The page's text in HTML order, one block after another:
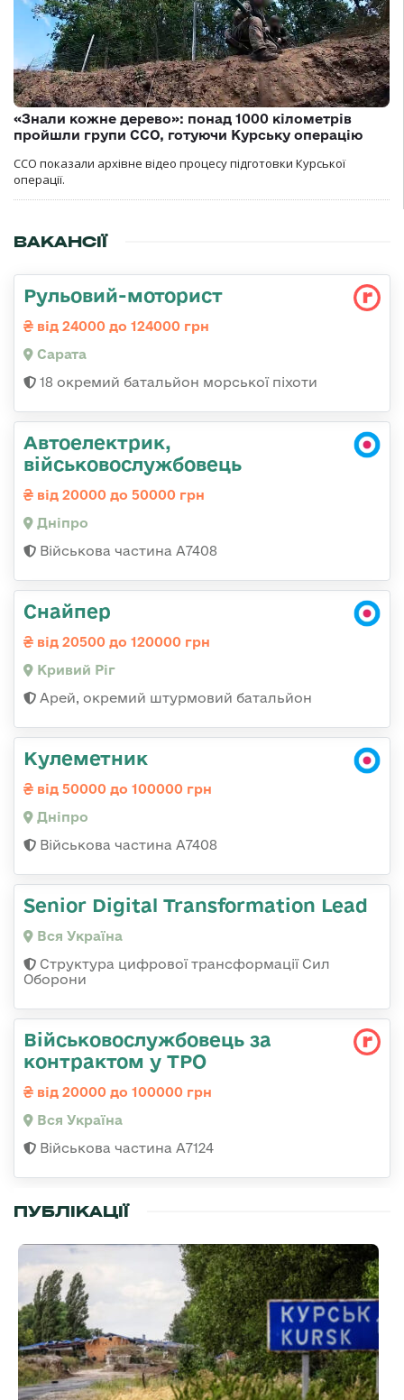
«Знали кожне дерево»: понад 1000 кілометрів
пройшли групи ССО, готуючи Курську операцію
ССО показали архівне відео процесу підготовки Курської
операції.
ВАКАНСІЇ
Рульовий-моторист
від 24000 до 124000 грн
Сарата
18 окремий батальйон морської піхоти
Автоелектрик,
військовослужбовець
від 20000 до 50000 грн
Дніпро
Військова частина А7408
Снайпер
від 20500 до 120000 грн
Кривий Ріг
Арей, окремий штурмовий батальйон
Кулеметник
від 50000 до 100000 грн
Дніпро
Військова частина А7408
Senior Digital Transformation Lead
Вся Україна
Структура цифрової трансформації Сил
Оборони
Військовослужбовець за
контрактом у ТРО
від 20000 до 100000 грн
Вся Україна
Військова частина А7124
ПУБЛІКАЦІЇ